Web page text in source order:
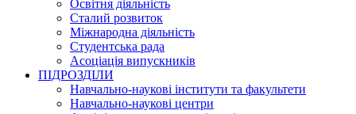
Освітня діяльність
Сталий розвиток
Міжнародна діяльність
Студентська рада
Асоціація випускників
ПІДРОЗДІЛИ
Навчально-наукові інститути та факультети
Навчально-наукові центри